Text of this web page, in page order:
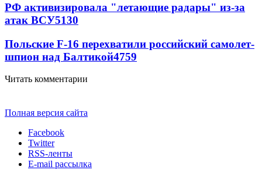
РФ активизировала "летающие радары" из-за
атак ВСУ5130
Польские F-16 перехватили российский самолет-
шпион над Балтикой4759
Читать комментарии
Полная версия сайта
Facebook
Twitter
RSS-ленты
E-mail рассылка